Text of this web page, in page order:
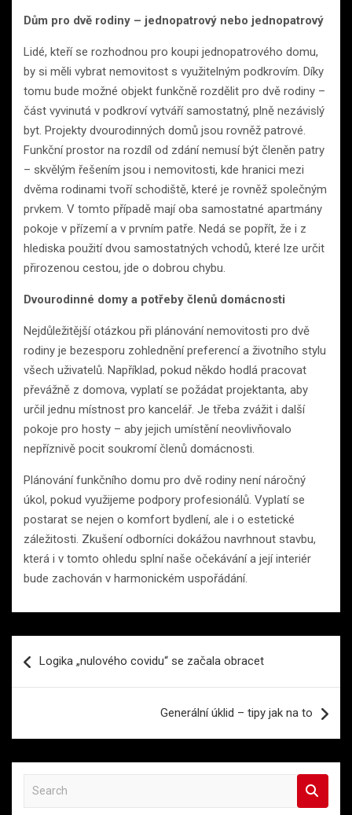
Dům pro dvě rodiny – jednopatrový nebo jednopatrový
Lidé, kteří se rozhodnou pro koupi jednopatrového domu,
by si měli vybrat nemovitost s využitelným podkrovím. Díky
tomu bude možné objekt funkčně rozdělit pro dvě rodiny –
část vyvinutá v podkroví vytváří samostatný, plně nezávislý
byt. Projekty dvourodinných domů jsou rovněž patrové.
Funkční prostor na rozdíl od zdání nemusí být členěn patry
– skvělým řešením jsou i nemovitosti, kde hranici mezi
dvěma rodinami tvoří schodiště, které je rovněž společným
prvkem. V tomto případě mají oba samostatné apartmány
pokoje v přízemí a v prvním patře. Nedá se popřít, že i z
hlediska použití dvou samostatných vchodů, které lze určit
přirozenou cestou, jde o dobrou chybu.
Dvourodinné domy a potřeby členů domácnosti
Nejdůležitější otázkou při plánování nemovitosti pro dvě
rodiny je bezesporu zohlednění preferencí a životního stylu
všech uživatelů. Například, pokud někdo hodlá pracovat
převážně z domova, vyplatí se požádat projektanta, aby
určil jednu místnost pro kancelář. Je třeba zvážit i další
pokoje pro hosty – aby jejich umístění neovlivňovalo
nepříznivě pocit soukromí členů domácnosti.
Plánování funkčního domu pro dvě rodiny není náročný
úkol, pokud využijeme podpory profesionálů. Vyplatí se
postarat se nejen o komfort bydlení, ale i o estetické
záležitosti. Zkušení odborníci dokážou navrhnout stavbu,
která i v tomto ohledu splní naše očekávání a její interiér
bude zachován v harmonickém uspořádání.
proLogika „nulového covidu“ se začala obracet
Generální úklid – tipy jak na to